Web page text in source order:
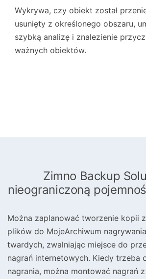
Wykrywa, czy obiekt został
usunięty z określonego obszaru,
szybką analizę i znalezienie
ważnych obiektów.
Zimno Backup
nieograniczoną
Można zaplanować tworzenie kopii
plików do MojeArchiwum
twardych, zwalniając miejsce do
nagrań internetowych. Kiedy trzeba
nagrania, można montować nagrań